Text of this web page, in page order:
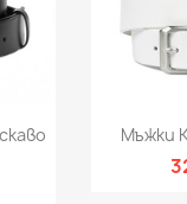
Мъжки